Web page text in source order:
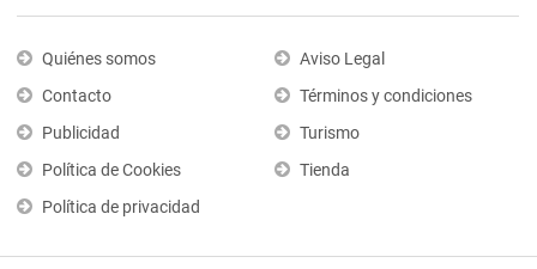
Quiénes somos
Contacto
Publicidad
Política de Cookies
Política de privacidad
Aviso Legal
Términos y condiciones
Turismo
Tienda